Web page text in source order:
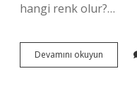
hangi renk olur?…
Devamını okuyun
Üzerine